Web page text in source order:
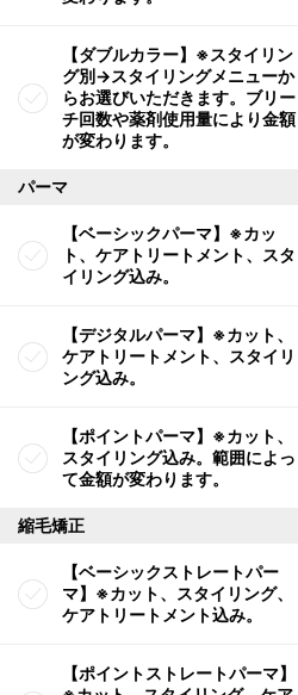
【ダブルカラー】※スタイリン
グ別→スタイリングメニューか
らお選びいただきます。ブリー
チ回数や薬剤使用量により金額
が変わります。
パーマ
【ベーシックパーマ】※カッ
ト、ケアトリートメント、スタ
イリング込み。
【デジタルパーマ】※カット、
ケアトリートメント、スタイリ
ング込み。
【ポイントパーマ】※カット、
スタイリング込み。範囲によっ
て金額が変わります。
縮毛矯正
【ベーシックストレートパー
マ】※カット、スタイリング、
ケアトリートメント込み。
【ポイントストレートパーマ】